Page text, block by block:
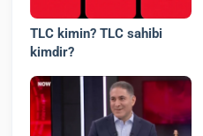
TLC kimin? TLC sahibi
kimdir?